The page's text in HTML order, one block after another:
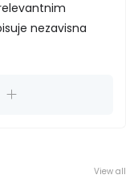
nezavisna
View all